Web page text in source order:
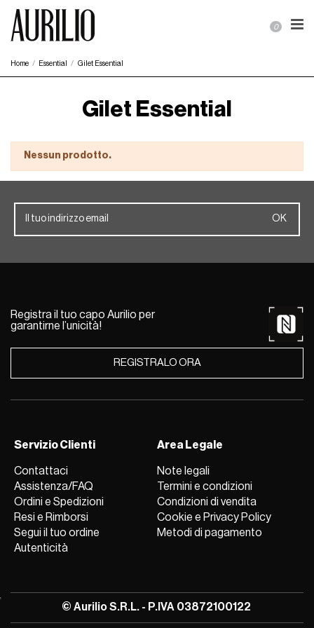
0
Home Essential Gilet Essential
Gilet Essential
Nessun prodotto.
Registra il tuo capo Aurilio per
garantirne l’unicità!
REGISTRALO ORA
Servizio Clienti
Contattaci
Assistenza/FAQ
Ordini e Spedizioni
Resi e Rimborsi
Segui il tuo ordine
Autenticità
Area Legale
Note legali
Termini e condizioni
Condizioni di vendita
Cookie e Privacy Policy
Metodi di pagamento
© Aurilio S.R.L. - P.IVA 03872100122